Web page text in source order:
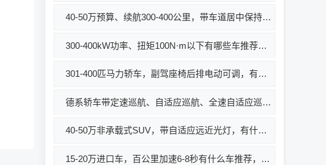
40-50万预算、续航300-400公里，带车道居中保持的车有哪些？推荐哪款好？
300-400kW功率、扭矩100N·m以下有哪些车推荐？选什么车好？价格多少？
301-400匹马力轿车，副驾座椅后排电动可调，有什么车推荐？
德系轿车带定速巡航、自适应巡航、全速自适应巡航有哪些车推荐？买哪款好？价格多少？
40-50万非承载式SUV，带自适应远近光灯，有什么车推荐
15-20万进口车，百公里加速6-8秒有什么车推荐，哪款好